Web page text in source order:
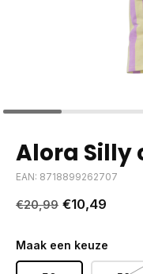
Alora Silly
EAN: 8718899262707
€20,99 €10,49
Maak een keuze